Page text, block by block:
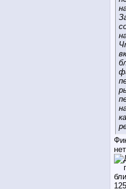
нет